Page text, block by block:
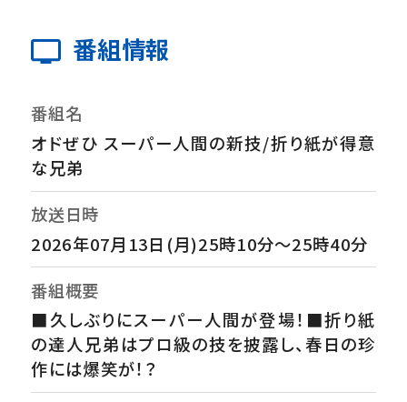
番組情報
番組名
オドぜひ スーパー人間の新技/折り紙が得意
な兄弟
放送日時
2026年07月13日(月)25時10分～25時40分
番組概要
■久しぶりにスーパー人間が登場！■折り紙
の達人兄弟はプロ級の技を披露し、春日の珍
作には爆笑が！？